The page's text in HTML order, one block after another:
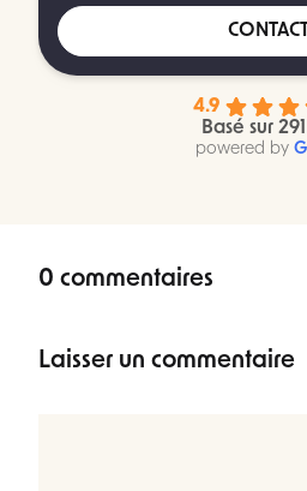
CONTACT
4.9
Basé sur
powered by G
0 commentaires
Laisser un commentaire